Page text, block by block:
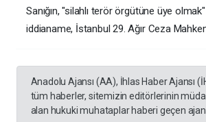
Sanığın, "silahlı terör örgütüne üye
iddianame, İstanbul 29. Ağır Ceza
Anadolu Ajansı (AA), İhlas Haber Ajansı
tüm haberler, sitemizin editörlerinin
alan hukuki muhataplar haberi geçen